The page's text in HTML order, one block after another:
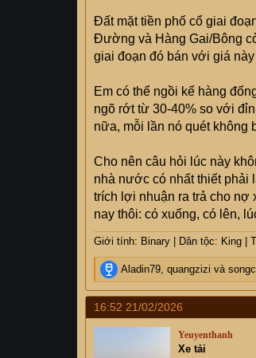
Đất mặt tiền phố cổ giai
Đường và Hàng Gai/Bông
giai đoạn đó bán với giá
Em có thể ngồi kể hàng
ngõ rớt từ 30-40% so với
nữa, mỗi lần nó quét không
Cho nên câu hỏi lúc này
nhà nước có nhất thiết phải
trích lợi nhuận ra trả cho nợ
nay thôi: có xuống, có lên,
Giới tính: Binary | Dân tộc: King |
R
e
a
c
t
Aladin79, quangzizi và
16:52 21/02/2026
Yeuyenthanh
Xe tải